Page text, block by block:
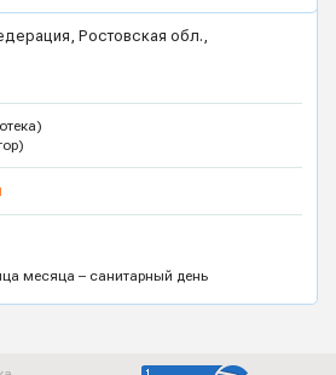
Ростовская обл.,
месяца – санитарный день